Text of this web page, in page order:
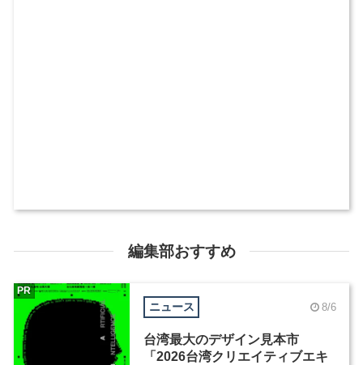
編集部おすすめ
ニュース 8/6
台湾最大のデザイン見本市
「2026台湾クリエイティブエキ
PR